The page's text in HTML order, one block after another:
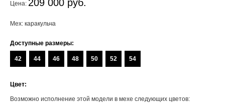
Цена: 209 000 руб.
Мех: каракульча
Доступные размеры:
42 44 46 48 50 52 54
Цвет:
Возможно исполнение этой модели в мехе следующих цветов: